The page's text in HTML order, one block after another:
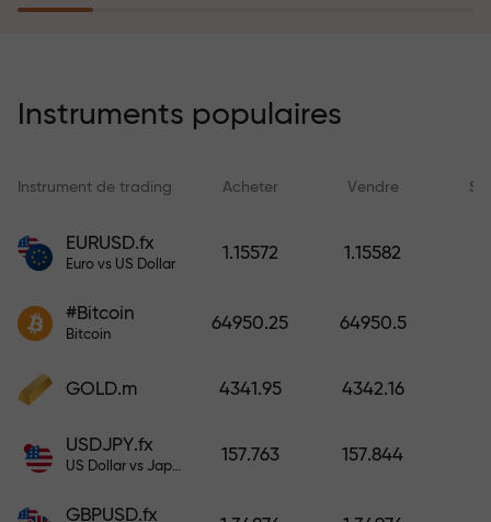
rêves simplement en effectuant un
risques rembourse vos pertes et
garantit un triplement des profits
tranquillité — votre capital est
dépôt. X1000 n’est pas une erreur.
Instruments populaires
Instrument de trading Acheter Vendre
EURUSD.fx
Euro vs US Dollar
1.15572 1.15582
#Bitcoin
Bitcoin
64950.25 64950.5
GOLD.m 4341.95 4342.16
USDJPY.fx
US Dollar vs Japanese Yen
157.763 157.844
GBPUSD.fx